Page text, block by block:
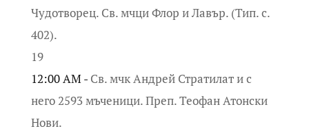
Чудотворец. Св. мчци Флор и Лавър. (Тип. с.
402).
19
12:00 AM - Св. мчк Андрей Стратилат и с
него 2593 мъченици. Преп. Теофан Атонски
Нови.